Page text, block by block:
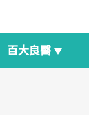
百大良醫